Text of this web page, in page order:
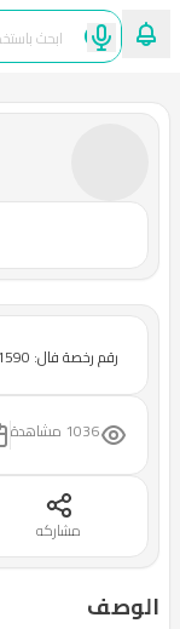
رقم رخصة فال: 1100301590
1036 مشاهدة
مشاركه
الوصف